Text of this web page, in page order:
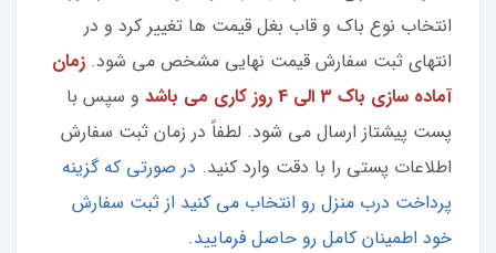
انتخاب نوع باک و قاب بغل قیمت ها تغییر کرد و در
انتهای ثبت سفارش قیمت نهایی مشخص می شود. زمان
آماده سازی باک 3 الی 4 روز کاری می باشد
و سپس با
پست پیشتاز ارسال می شود. لطفاً در زمان ثبت سفارش
اطلاعات پستی را با دقت وارد کنید. در صورتی که گزینه
پرداخت درب منزل رو انتخاب می کنید از ثبت سفارش
خود اطمینان کامل رو حاصل فرمایید.